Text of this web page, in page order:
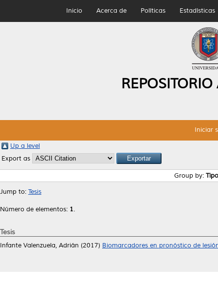
Inicio Acerca de Políticas Estadísticas
Iniciar
Up a level
Export as
Group by:
Jump to: Tesis
Número de elementos: 1.
Tesis
Infante Valenzuela, Adrián (2017) Biomarcadores en pronóstico de